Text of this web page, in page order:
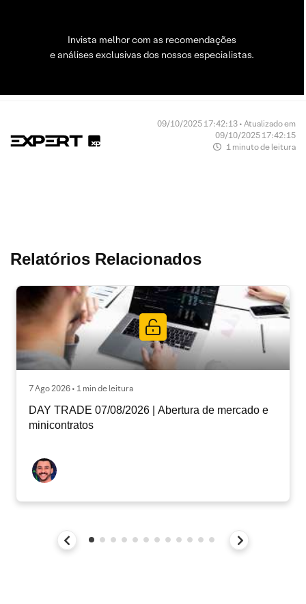
Invista melhor com as recomendações
e análises exclusivas dos nossos especialistas.
09/10/2025 17:42:13 • Atualizado em
09/10/2025 17:42:15
1 minuto de leitura
Relatórios Relacionados
7 Ago 2026 • 1 min de leitura
DAY TRADE 07/08/2026 | Abertura de mercado e
minicontratos